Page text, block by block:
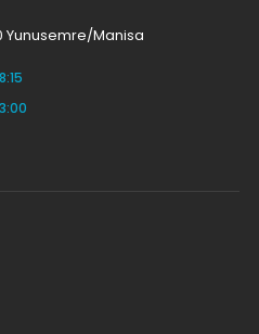
Yunusemre/Manisa